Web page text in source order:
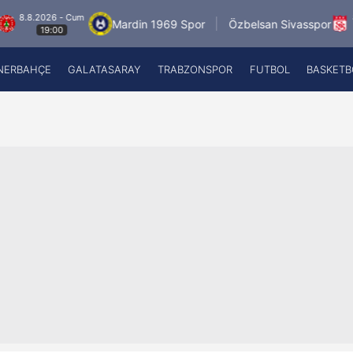
- Cum
Mardin 1969 Spor Özbelsan Sivasspor
8.8.2026
19:00
GALATASARAY TRABZONSPOR FUTBOL